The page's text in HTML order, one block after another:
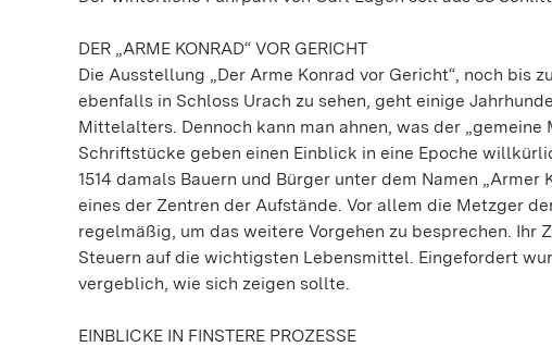
DER „ARME KONRAD“ VOR GERICHT
Die Ausstellung „Der Arme Konrad vor Gericht“, noch bis
ebenfalls in Schloss Urach zu sehen, geht einige
Mittelalters. Dennoch kann man ahnen, was der
Schriftstücke geben einen Einblick in eine Epoche
1514 damals Bauern und Bürger unter dem Namen
eines der Zentren der Aufstände. Vor allem die Metzger
regelmäßig, um das weitere Vorgehen zu besprechen. Ihr
Steuern auf die wichtigsten Lebensmittel. Eingefordert
vergeblich, wie sich zeigen sollte.
EINBLICKE IN FINSTERE PROZESSE